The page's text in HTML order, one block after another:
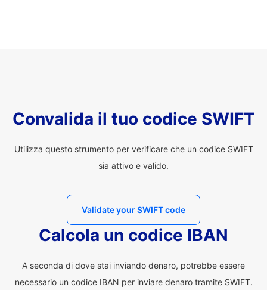
Convalida il tuo codice SWIFT
Utilizza questo strumento per verificare che un codice SWIFT
sia attivo e valido.
Validate your SWIFT code
Calcola un codice IBAN
A seconda di dove stai inviando denaro, potrebbe essere
necessario un codice IBAN per inviare denaro tramite SWIFT.